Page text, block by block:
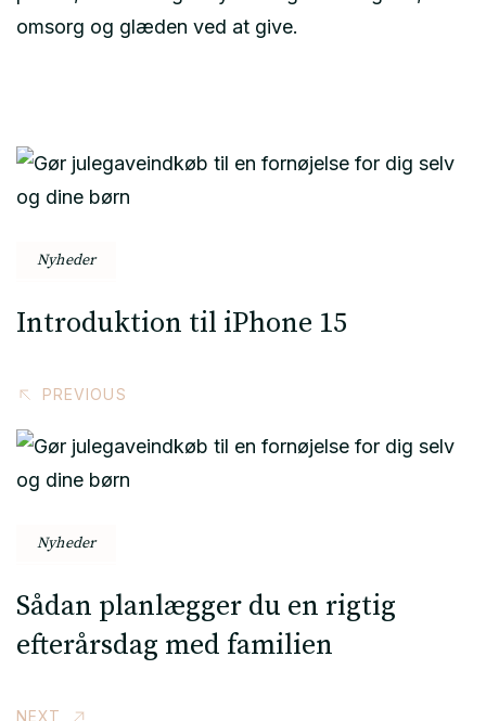
omsorg og glæden ved at give.
Post
Navigation
Nyheder
Introduktion til iPhone 15
PREVIOUS
Nyheder
Sådan planlægger du en rigtig
efterårsdag med familien
NEXT